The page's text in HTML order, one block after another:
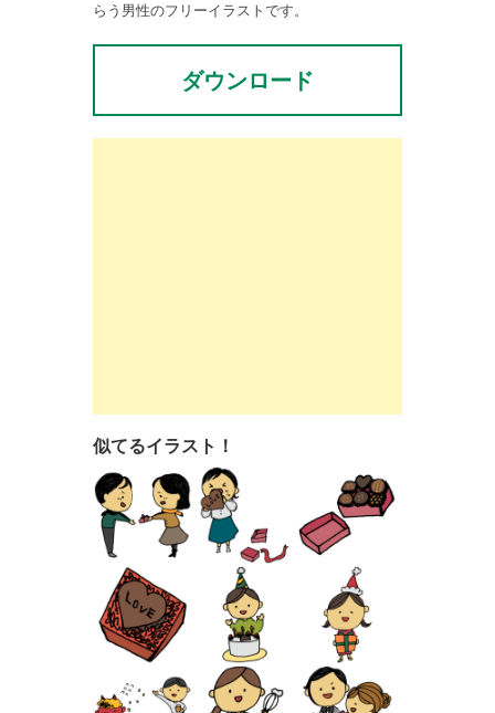
らう男性のフリーイラストです。
ダウンロード
似てるイラスト！